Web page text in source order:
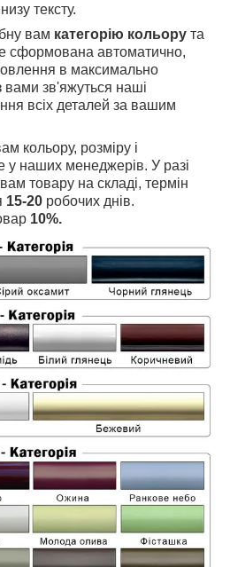
тексту.
вам категорію кольору та
сформована автоматично,
в максимально
вами зв'яжуться наші
всіх деталей за вашим
кольору, розміру і
у наших менеджерів. У разі
вам товару на складі, термін
15-20 робочих днів.
10%.